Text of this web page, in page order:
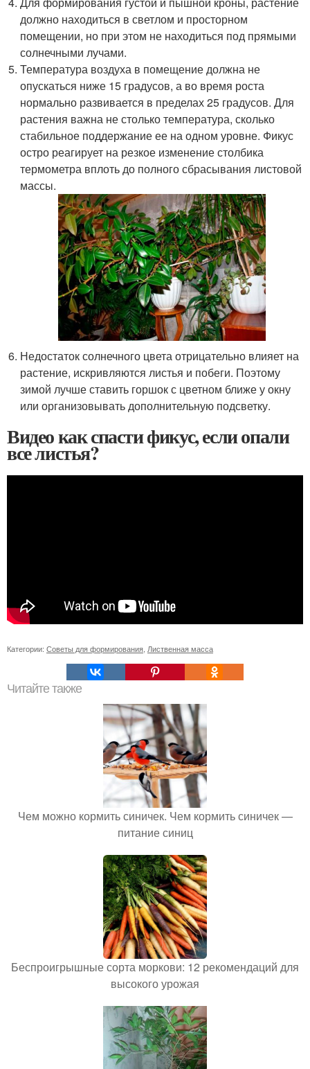
должно находиться в светлом и просторном
помещении, но при этом не находиться под прямыми
солнечными лучами.
Температура воздуха в помещение должна не
опускаться ниже 15 градусов, а во время роста
нормально развивается в пределах 25 градусов. Для
растения важна не столько температура, сколько
стабильное поддержание ее на одном уровне. Фикус
остро реагирует на резкое изменение столбика
термометра вплоть до полного сбрасывания листовой
массы.
Недостаток солнечного цвета отрицательно влияет на
растение, искривляются листья и побеги. Поэтому
зимой лучше ставить горшок с цветном ближе у окну
или организовывать дополнительную подсветку.
Видео как спасти фикус, если опали
все листья?
Категории: Советы для формирования Лиственная масса
Читайте также
Чем можно кормить синичек. Чем кормить синичек —
питание синиц
Беспроигрышные сорта моркови: 12 рекомендаций для
высокого урожая